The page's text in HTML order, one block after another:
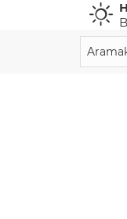
CHF
59,0083